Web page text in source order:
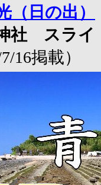
（日の出）
社 スライ
16掲載）